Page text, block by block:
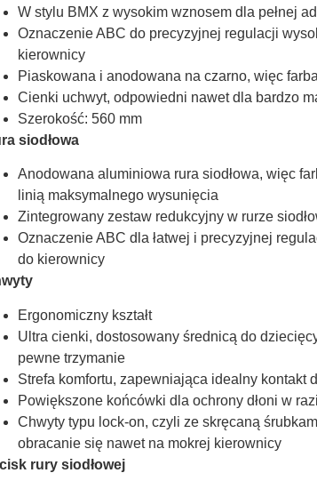
W stylu BMX z wysokim wznosem dla pełnej
Oznaczenie ABC do precyzyjnej regulacji
kierownicy
Piaskowana i anodowana na czarno, więc
Cienki uchwyt, odpowiedni nawet dla bardzo
Szerokość: 560 mm
siodłowa
Anodowana aluminiowa rura siodłowa, więc
linią maksymalnego wysunięcia
Zintegrowany zestaw redukcyjny w rurze
Oznaczenie ABC dla łatwej i precyzyjnej
do kierownicy
Ergonomiczny kształt
Ultra cienki, dostosowany średnicą do
pewne trzymanie
Strefa komfortu, zapewniająca idealny kontakt
Powiększone końcówki dla ochrony dłoni w
Chwyty typu lock-on, czyli ze skręcaną
obracanie się nawet na mokrej kierownicy
rury siodłowej